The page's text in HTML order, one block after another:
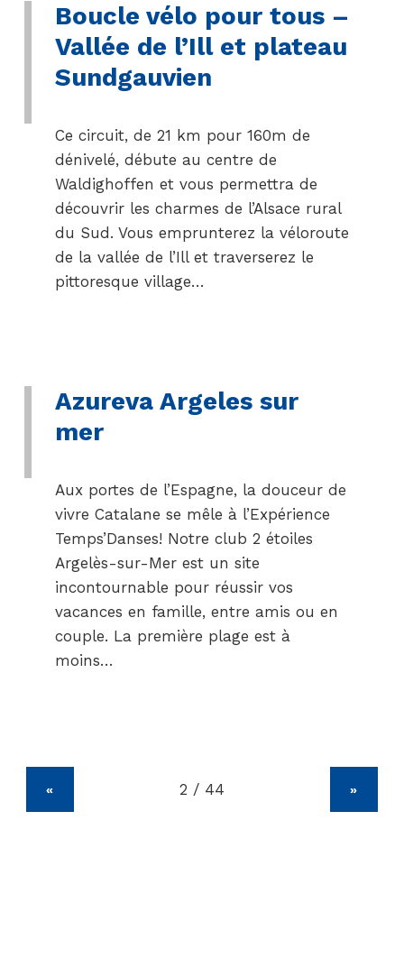
Boucle vélo pour tous –
Vallée de l’Ill et plateau
Sundgauvien
Ce circuit, de 21 km pour 160m de
dénivelé, débute au centre de
Waldighoffen et vous permettra de
découvrir les charmes de l’Alsace rural
du Sud. Vous emprunterez la véloroute
de la vallée de l’Ill et traverserez le
pittoresque village…
Azureva Argeles sur
mer
Aux portes de l’Espagne, la douceur de
vivre Catalane se mêle à l’Expérience
Temps’Danses! Notre club 2 étoiles
Argelès-sur-Mer est un site
incontournable pour réussir vos
vacances en famille, entre amis ou en
couple. La première plage est à
moins…
« »